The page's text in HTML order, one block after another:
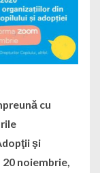
cu
şi
noiembrie,